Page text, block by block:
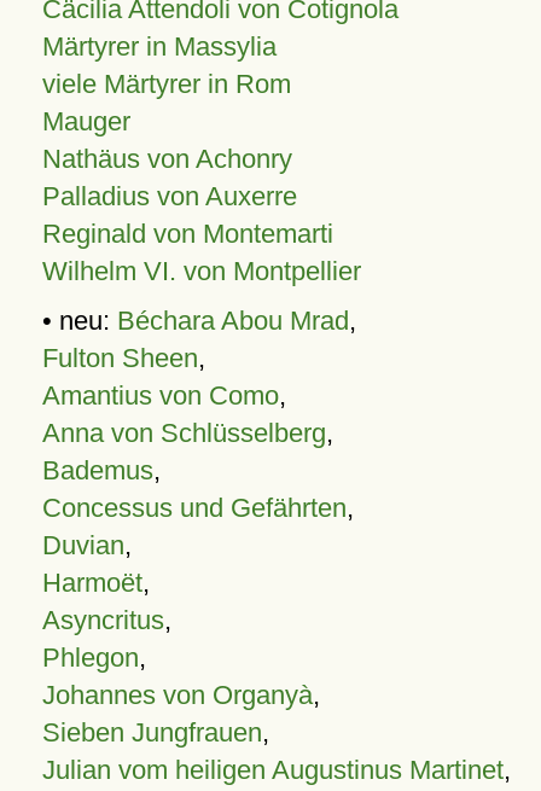
Cäcilia Attendoli von Cotignola
Märtyrer in Massylia
viele Märtyrer in Rom
Mauger
Nathäus von Achonry
Palladius von Auxerre
Reginald von Montemarti
Wilhelm VI. von Montpellier
• neu: Béchara Abou Mrad,
Fulton Sheen,
Amantius von Como,
Anna von Schlüsselberg,
Bademus,
Concessus und Gefährten,
Duvian,
Harmoët,
Asyncritus,
Phlegon,
Johannes von Organyà,
Sieben Jungfrauen,
Julian vom heiligen Augustinus Martinet,